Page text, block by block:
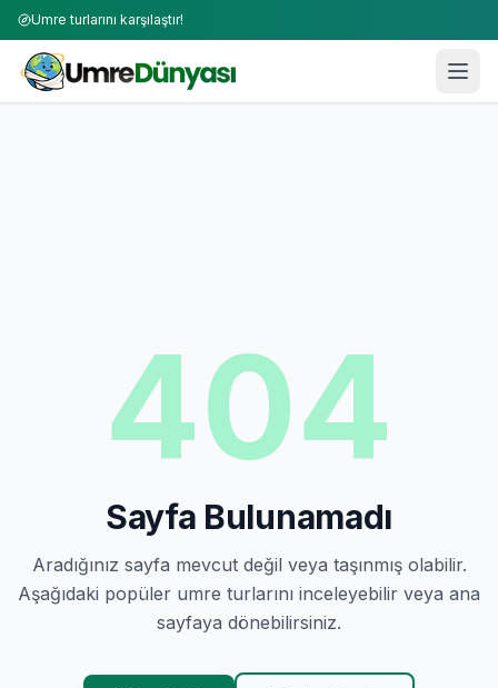
Umre turlarını karşılaştır!
404
Sayfa Bulunamadı
Aradığınız sayfa mevcut değil veya taşınmış olabilir.
Aşağıdaki popüler umre turlarını inceleyebilir veya ana
sayfaya dönebilirsiniz.